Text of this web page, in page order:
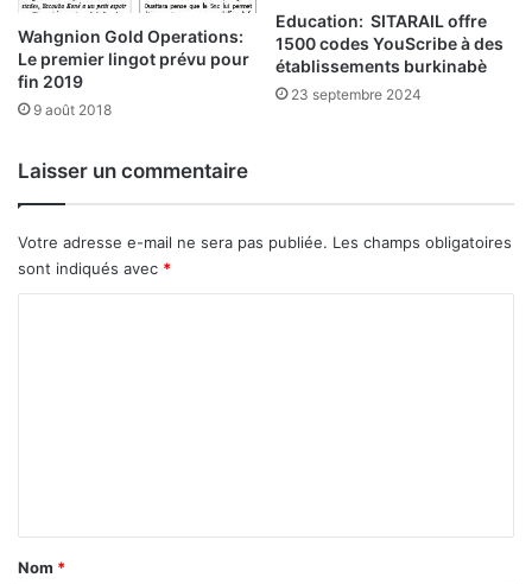
c
h
a
q
u
c
é
»
v
u
Wahgnion Gold Operations:
Le premier lingot prévu pour
fin 2019
9 août 2018
Education: SITARAIL offre
1500 codes YouScribe à des
établissements burkinabè
23 septembre 2024
Laisser un commentaire
Votre adresse e-mail ne sera pas publiée. Les champs obligatoires
sont indiqués avec *
a
Nom *